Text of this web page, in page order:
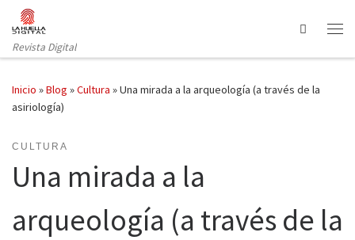
Saltar al contenido
Revista Digital
Search
Inicio »Blog »Cultura »Una mirada a la arqueología (a través de la
asiriología)
CULTURA
Una mirada a la
arqueología (a través de la